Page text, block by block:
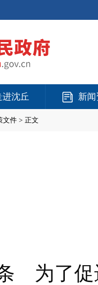
进沈丘 新
文件 > 正文
了促进